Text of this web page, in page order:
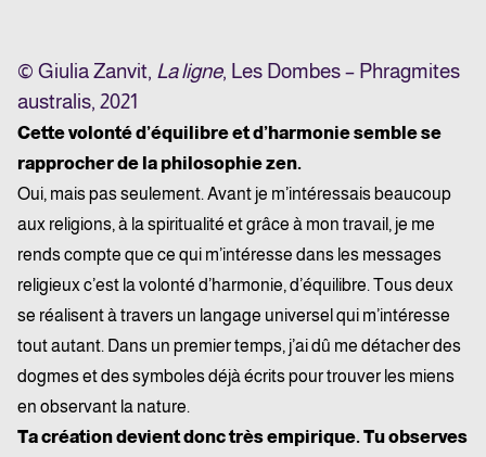
© Giulia Zanvit, La ligne, Les Dombes – Phragmites
australis, 2021
Cette volonté d’équilibre et d’harmonie semble se
rapprocher de la philosophie zen.
Oui, mais pas seulement. Avant je m’intéressais beaucoup
aux religions, à la spiritualité et grâce à mon travail, je me
rends compte que ce qui m’intéresse dans les messages
religieux c’est la volonté d’harmonie, d’équilibre. Tous deux
se réalisent à travers un langage universel qui m’intéresse
tout autant. Dans un premier temps, j’ai dû me détacher des
dogmes et des symboles déjà écrits pour trouver les miens
en observant la nature.
Ta création devient donc très empirique. Tu observes